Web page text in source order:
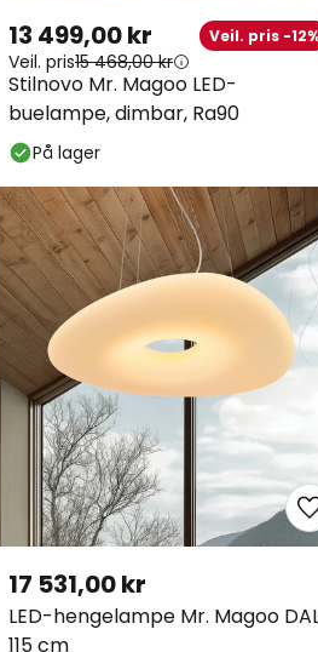
Stilnovo Mr. Magoo LED-
buelampe, dimbar, Ra90
13 499,00 kr Veil. pris -12%
Veil. pris15 468,00 kr
På lager
LED-hengelampe Mr. Magoo DALI
115 cm
17 531,00 kr